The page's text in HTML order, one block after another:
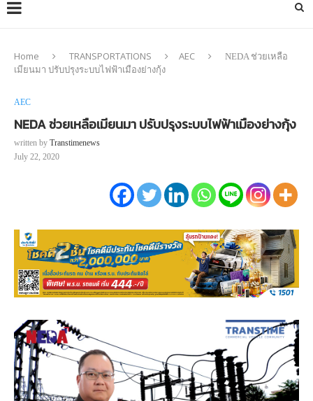
Home TRANSPORTATIONS AEC
NEDA ช่วยเหลือ
เมียนมา ปรับปรุงระบบไฟฟ้าเมืองย่างกุ้ง
AEC
NEDA ช่วยเหลือเมียนมา ปรับปรุงระบบไฟฟ้าเมืองย่างกุ้ง
written by Transtimenews
July 22, 2020